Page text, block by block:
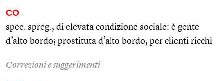
CO
spec. spreg. , di elevata condizione sociale: è gente
d’alto bordo; prostituta d’alto bordo, per clienti ricchi
Correzioni e suggerimenti